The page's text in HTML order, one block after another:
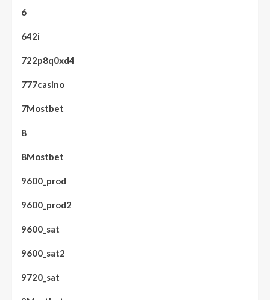
6
642i
722p8q0xd4
777casino
7Mostbet
8
8Mostbet
9600_prod
9600_prod2
9600_sat
9600_sat2
9720_sat